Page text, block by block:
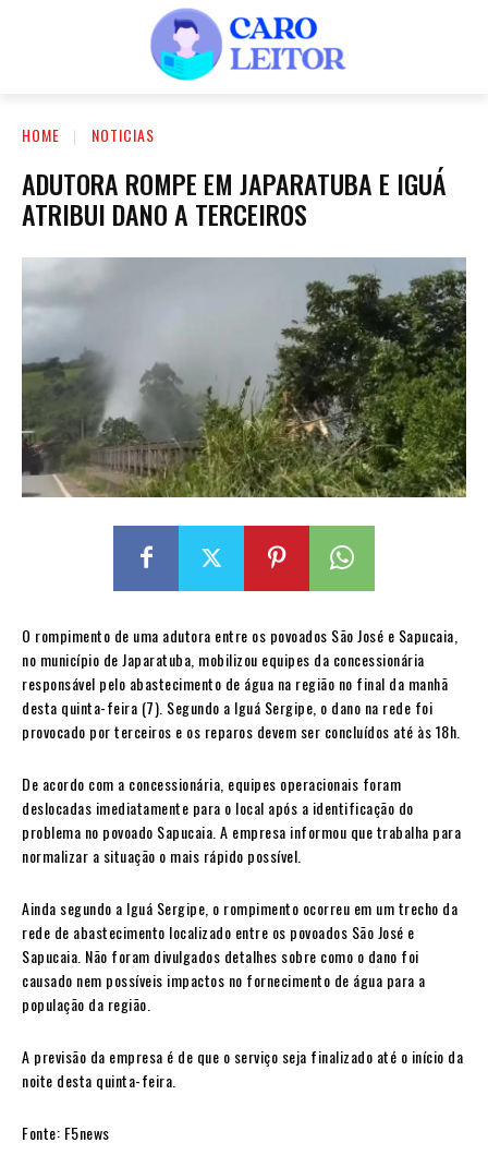
HOME NOTICIAS
ADUTORA ROMPE EM JAPARATUBA E IGUÁ
ATRIBUI DANO A TERCEIROS
O rompimento de uma adutora entre os povoados São José e Sapucaia,
no município de Japaratuba, mobilizou equipes da concessionária
responsável pelo abastecimento de água na região no final da manhã
desta quinta-feira (7). Segundo a Iguá Sergipe, o dano na rede foi
provocado por terceiros e os reparos devem ser concluídos até às 18h.
De acordo com a concessionária, equipes operacionais foram
deslocadas imediatamente para o local após a identificação do
problema no povoado Sapucaia. A empresa informou que trabalha para
normalizar a situação o mais rápido possível.
Ainda segundo a Iguá Sergipe, o rompimento ocorreu em um trecho da
rede de abastecimento localizado entre os povoados São José e
Sapucaia. Não foram divulgados detalhes sobre como o dano foi
causado nem possíveis impactos no fornecimento de água para a
população da região.
A previsão da empresa é de que o serviço seja finalizado até o início da
noite desta quinta-feira.
Fonte: F5news